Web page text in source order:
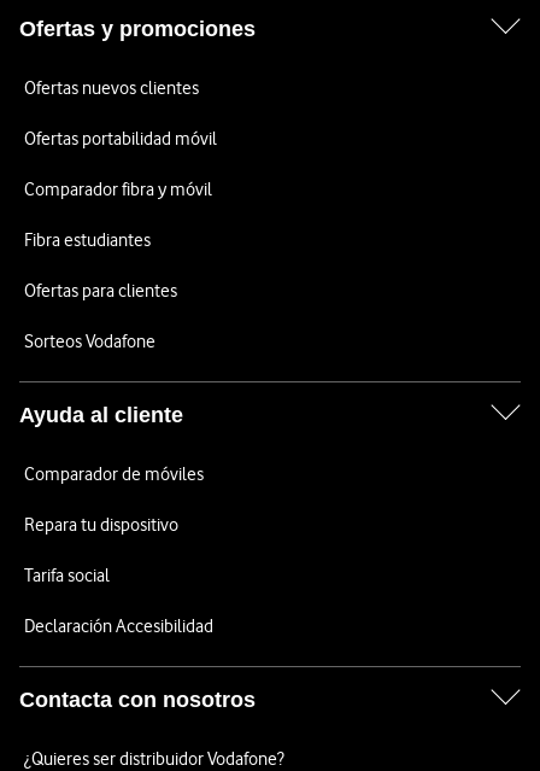
Ofertas y promociones
Ofertas nuevos clientes
Ofertas portabilidad móvil
Comparador fibra y móvil
Fibra estudiantes
Ofertas para clientes
Sorteos Vodafone
Ayuda al cliente
Comparador de móviles
Repara tu dispositivo
Tarifa social
Declaración Accesibilidad
Contacta con nosotros
¿Quieres ser distribuidor Vodafone?